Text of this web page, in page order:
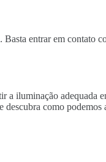
entrar em
iluminação adequada
como